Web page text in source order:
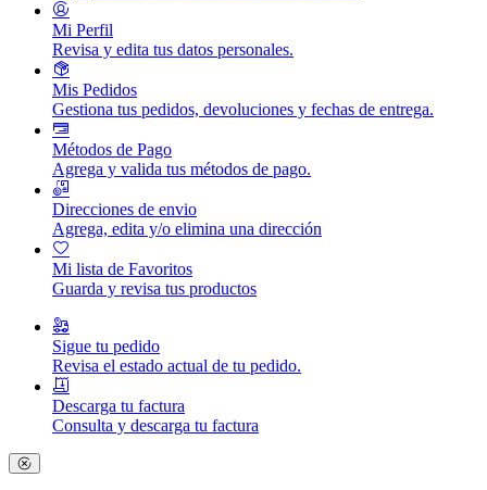
Mi Perfil
Revisa y edita tus datos personales.
Mis Pedidos
Gestiona tus pedidos, devoluciones y fechas de entrega.
Métodos de Pago
Agrega y valida tus métodos de pago.
Direcciones de envio
Agrega, edita y/o elimina una dirección
Mi lista de Favoritos
Guarda y revisa tus productos
Sigue tu pedido
Revisa el estado actual de tu pedido.
Descarga tu factura
Consulta y descarga tu factura